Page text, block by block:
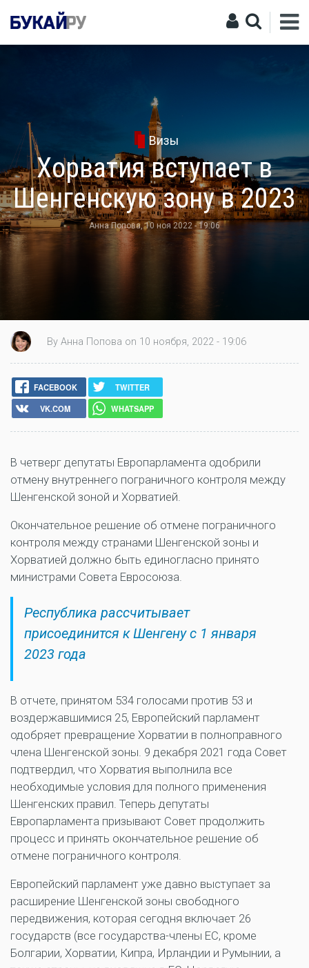
Визы
Хорватия вступает в
Шенгенскую зону в 2023
Анна Попова, 10 ноя 2022 - 19:06
By Анна Попова on 10 ноября, 2022 - 19:06
FACEBOOK
TWITTER
VK.COM
WHATSAPP
В четверг депутаты Европарламента одобрили
отмену внутреннего пограничного контроля между
Шенгенской зоной и Хорватией.
Окончательное решение об отмене пограничного
контроля между странами Шенгенской зоны и
Хорватией должно быть единогласно принято
министрами Совета Евросоюза.
Республика рассчитывает
присоединится к Шенгену с 1 января
2023 года
В отчете, принятом 534 голосами против 53 и
воздержавшимися 25, Европейский парламент
одобряет превращение Хорватии в полноправного
члена Шенгенской зоны. 9 декабря 2021 года Совет
подтвердил, что Хорватия выполнила все
необходимые условия для полного применения
Шенгенских правил. Теперь депутаты
Европарламента призывают Совет продолжить
процесс и принять окончательное решение об
отмене пограничного контроля.
Европейский парламент уже давно выступает за
расширение Шенгенской зоны свободного
передвижения, которая сегодня включает 26
государств (все государства-члены ЕС, кроме
Болгарии, Хорватии, Кипра, Ирландии и Румынии, а